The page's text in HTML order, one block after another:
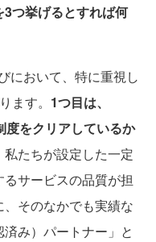
つ挙げるとすれば何
において、特に重視し
ます。 1つ目は、
をクリアしているか
たちが設定した一定
サービスの品質が担
そのなかでも実績な
み）パートナー」と